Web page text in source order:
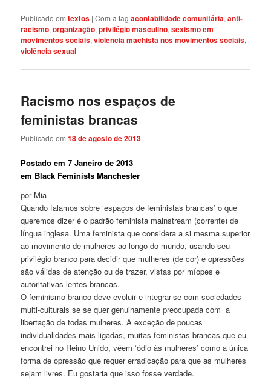
Publicado em textos |Com a tagacontabilidade comunitária,anti-
racismo,organização,privilégio masculino,sexismo em
movimentos sociais,violência machista nos movimentos sociais,
violência sexual
Racismo nos espaços de
feministas brancas
Publicado em18 de agosto de 2013
Postado em 7 Janeiro de 2013
em Black Feminists Manchester
por Mia
Quando falamos sobre ‘espaços de feministas brancas’ o que
queremos dizer é o padrão feminista mainstream (corrente) de
língua inglesa. Uma feminista que considera a si mesma superior
ao movimento de mulheres ao longo do mundo, usando seu
privilégio branco para decidir que mulheres (de cor) e opressões
são válidas de atenção ou de trazer, vistas por míopes e
autoritativas lentes brancas.
O feminismo branco deve evoluir e integrar-se com sociedades
multi-culturais se se quer genuinamente preocupada com a
libertação de todas mulheres. A exceção de poucas
individualidades mais ligadas, muitas feministas brancas que eu
encontrei no Reino Unido, vêem ‘ódio às mulheres’ como a única
forma de opressão que requer erradicação para que as mulheres
sejam livres. Eu gostaria que isso fosse verdade.